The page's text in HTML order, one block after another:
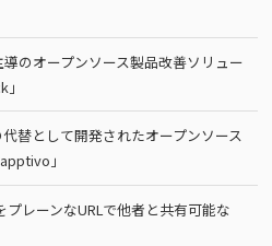
のオープンソース製品改善ソリュー
替として開発されたオープンソース
」
レーンなURLで他者と共有可能な